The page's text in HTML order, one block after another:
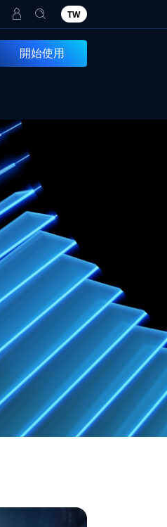
TW
開始使用